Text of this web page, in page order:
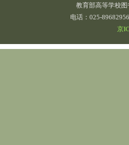
教育部高等学校
电话：025-
京